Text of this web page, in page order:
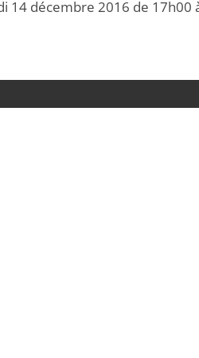
14 décembre 2016 de 17h00